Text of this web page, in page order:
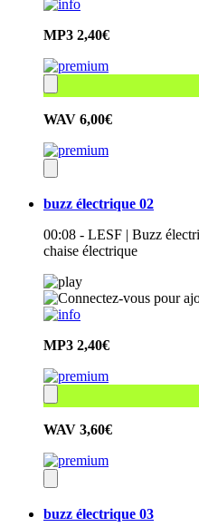
MP3 2,40€
WAV 6,00€
buzz électrique 02
00:08 - LESF | Buzz
chaise électrique
MP3 2,40€
WAV 3,60€
buzz électrique 03